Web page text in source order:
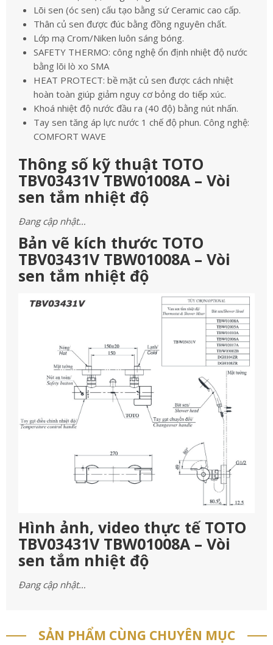
Lõi sen (óc sen) cấu tạo bằng sứ Ceramic cao cấp.
Thân củ sen được đúc bằng đồng nguyên chất.
Lớp mạ Crom/Niken luôn sáng bóng.
SAFETY THERMO: công nghệ ổn định nhiệt độ nước
bằng lõi lò xo SMA
HEAT PROTECT: bề mặt củ sen được cách nhiệt
hoàn toàn giúp giảm nguy cơ bỏng do tiếp xúc.
Khoá nhiệt độ nước đầu ra (40 độ) bằng nút nhấn.
Tay sen tăng áp lực nước 1 chế độ phun. Công nghệ:
COMFORT WAVE
Thông số kỹ thuật TOTO
TBV03431V TBW01008A – Vòi
sen tắm nhiệt độ
Đang cập nhật…
Bản vẽ kích thước TOTO
TBV03431V TBW01008A – Vòi
sen tắm nhiệt độ
Hình ảnh, video thực tế TOTO
TBV03431V TBW01008A – Vòi
sen tắm nhiệt độ
Đang cập nhật…
SẢN PHẨM CÙNG CHUYÊN MỤC